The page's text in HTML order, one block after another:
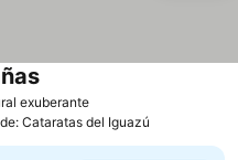
exuberante
Cataratas del Iguazú